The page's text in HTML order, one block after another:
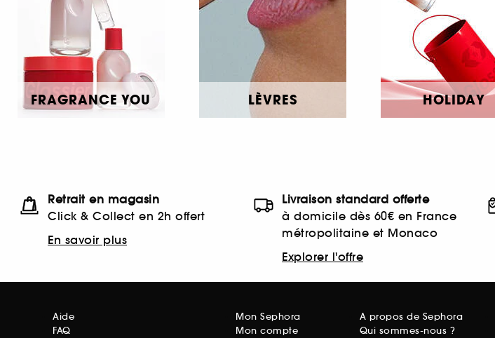
FRAGRANCE YOU LÈVRES HOLIDAY
Retrait en magasin
Click & Collect en 2h offert
En savoir plus
Livraison standard offerte
à domicile dès 60€ en France
métropolitaine et Monaco
Explorer l'offre
Aide
FAQ
Mon Sephora
Mon compte
A propos de Sephora
Qui sommes-nous ?